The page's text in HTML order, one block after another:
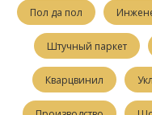
Пол да пол
Штучный паркет
Кварцвинил